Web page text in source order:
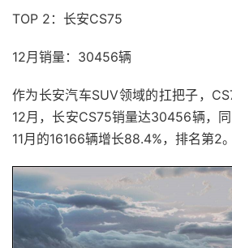
TOP 2：长安CS75
12月销量：30456辆
作为长安汽车SUV领域的扛把子，
12月，长安CS75销量达30456辆，
11月的16166辆增长88.4%，排名第2。